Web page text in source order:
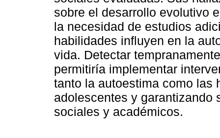
sobre el desarrollo evolutivo
la necesidad de estudios
habilidades influyen en la
vida. Detectar
permitiría implementar
tanto la autoestima como las
adolescentes y garantizando
sociales y académicos.